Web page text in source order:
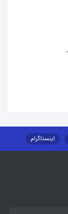
اینستاگرام